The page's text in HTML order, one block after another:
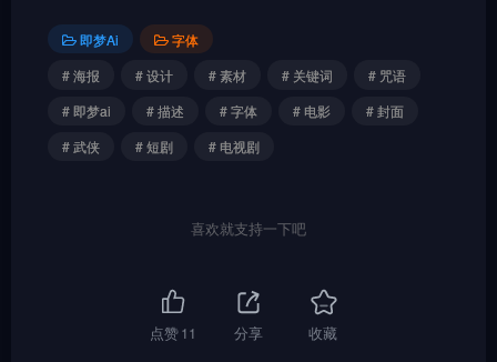
即梦Ai
字体
# 海报
# 设计 # 素材 # 关键词
# 咒语
# 即梦ai
# 描述 # 字体 # 电影
# 封面
# 武侠
# 短剧 # 电视剧
喜欢就支持一下吧
点赞11 分享 收藏